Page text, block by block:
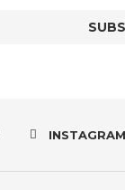
INSTAGRAM